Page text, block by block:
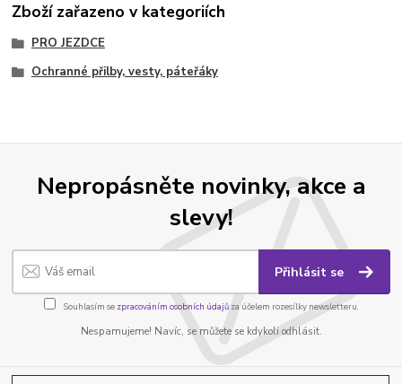
Zboží zařazeno v kategoriích
PRO JEZDCE
Ochranné přilby, vesty, páteřáky
Nepropásněte novinky, akce a
slevy!
Přihlásit se
Souhlasím se zpracováním osobních údajůza účelem rozesílky newsletteru.
Nespamujeme! Navíc, se můžete se kdykoli odhlásit.